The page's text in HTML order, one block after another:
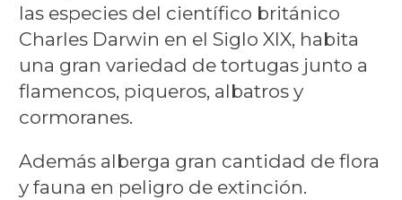
las especies del científico británico
Charles Darwin en el Siglo XIX, habita
una gran variedad de tortugas junto a
flamencos, piqueros, albatros y
cormoranes.
Además alberga gran cantidad de flora
y fauna en peligro de extinción.